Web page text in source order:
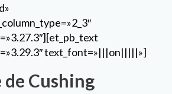
text_font=»|||on|||||»]
Cushing